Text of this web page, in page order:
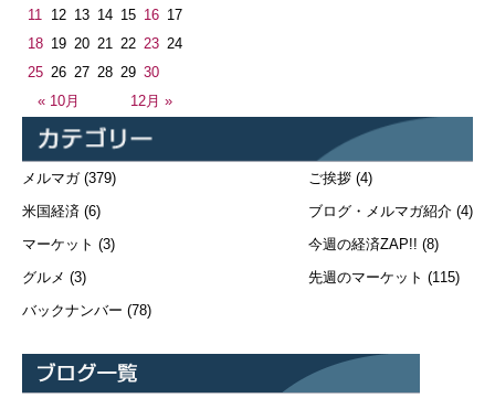
« 10月 12月 »
11 12 13 14 15 16 17
18 19 20 21 22 23 24
25 26 27 28 29 30
メルマガ(379)
米国経済 (6)
マーケット (3)
グルメ (3)
バックナンバー (78)
ご挨拶 (4)
ブログ・メルマガ紹介 (4)
今週の経済ZAP!! (8)
先週のマーケット (115)